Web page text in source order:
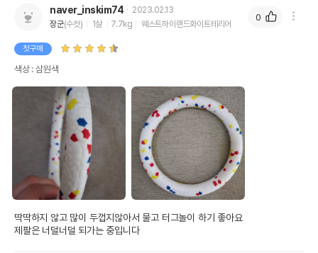
naver_inskim74
2023.02.13
장군(수컷) 1살 7.7kg 웨스트하이랜드화이트테리어
첫구매
색상 : 삼원색
딱딱하지 않고 많이 두껍지않아서 물고 터그놀이 하기 좋아요
제팔은 너덜너덜 되가는 중입니다
0